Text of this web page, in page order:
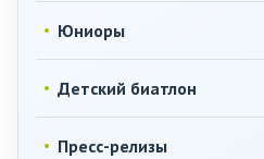
Юниоры
Детский биатлон
Пресс-релизы